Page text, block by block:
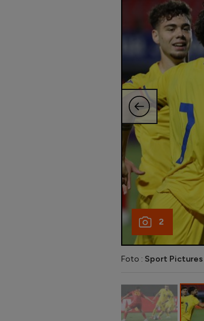
2
Foto : Sport Pictures